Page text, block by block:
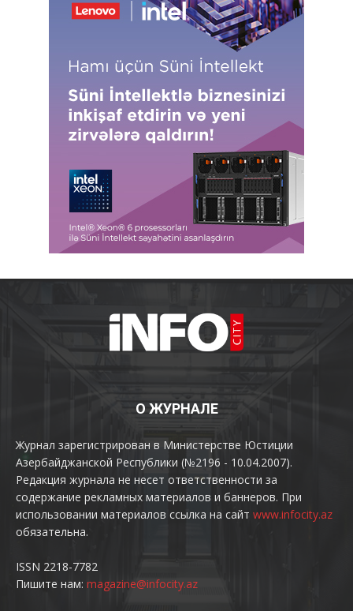
О ЖУРНАЛЕ
Журнал зарегистрирован в Министерстве Юстиции
Азербайджанской Республики (№2196 - 10.04.2007).
Редакция журнала не несет ответственности за
содержание рекламных материалов и баннеров. При
использовании материалов ссылка на сайт www.infocity.az
обязательна.
ISSN 2218-7782
Пишите нам: magazine@infocity.az